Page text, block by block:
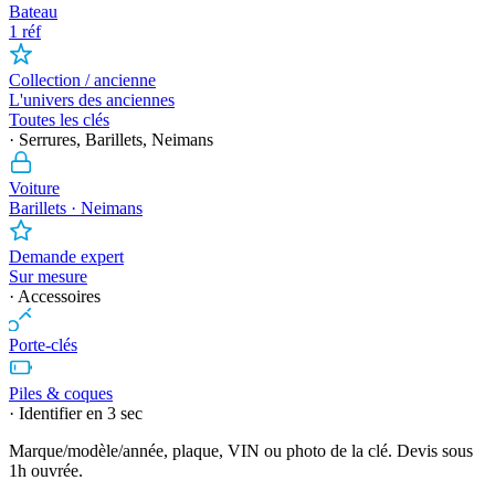
Bateau
1 réf
Collection / ancienne
L'univers des anciennes
Toutes les clés
· Serrures, Barillets, Neimans
Voiture
Barillets · Neimans
Demande expert
Sur mesure
· Accessoires
Porte-clés
Piles & coques
· Identifier en 3 sec
Marque/modèle/année, plaque, VIN ou photo de la clé. Devis sous
1h ouvrée.